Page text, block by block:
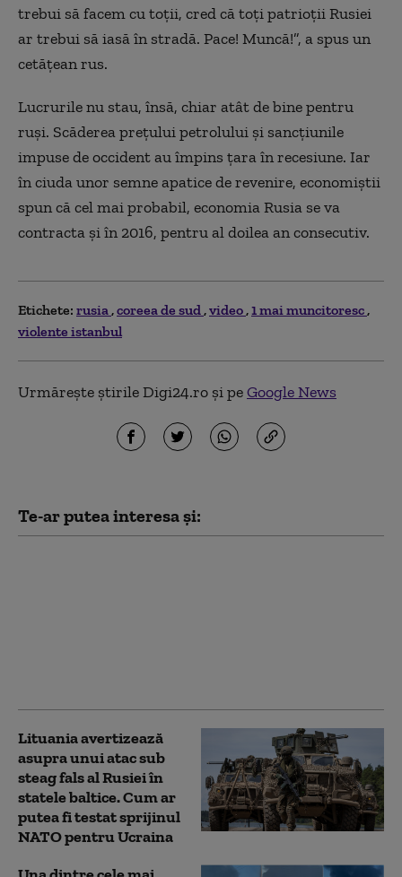
trebui să facem cu toţii, cred că toţi patrioţii Rusiei
ar trebui să iasă în stradă. Pace! Muncă!”, a spus un
cetățean rus.
Lucrurile nu stau, însă, chiar atât de bine pentru
ruşi. Scăderea preţului petrolului şi sancţiunile
impuse de occident au împins ţara în recesiune. Iar
în ciuda unor semne apatice de revenire, economiştii
spun că cel mai probabil, economia Rusia se va
contracta şi în 2016, pentru al doilea an consecutiv.
Etichete: rusia coreea de sud video 1 mai muncitoresc
violente istanbul
Urmărește știrile Digi24.ro și peGoogle News
Te-ar putea interesa și:
Lituania avertizează
asupra unui atac sub
steag fals al Rusiei în
statele baltice. Cum ar
putea fi testat sprijinul
NATO pentru Ucraina